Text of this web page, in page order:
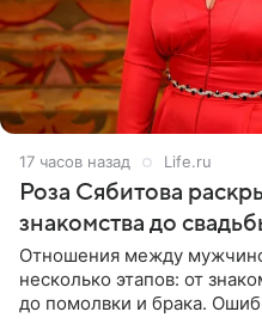
17 часов назад Life.ru
Роза Сябитова
знакомства до
Отношения между
несколько этапов: от
до помолвки и брака.